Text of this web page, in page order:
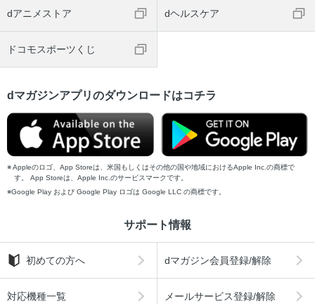
dアニメストア dヘルスケア
ドコモスポーツくじ
dマガジンアプリのダウンロードはコチラ
Appleのロゴ、App Storeは、米国もしくはその他の国や地域におけるApple Inc.の商標で
す。 App Storeは、Apple Inc.のサービスマークです。
Google Play および Google Play ロゴは Google LLC の商標です。
サポート情報
初めての方へ dマガジン会員登録/解除
対応機種一覧 メールサービス登録/解除